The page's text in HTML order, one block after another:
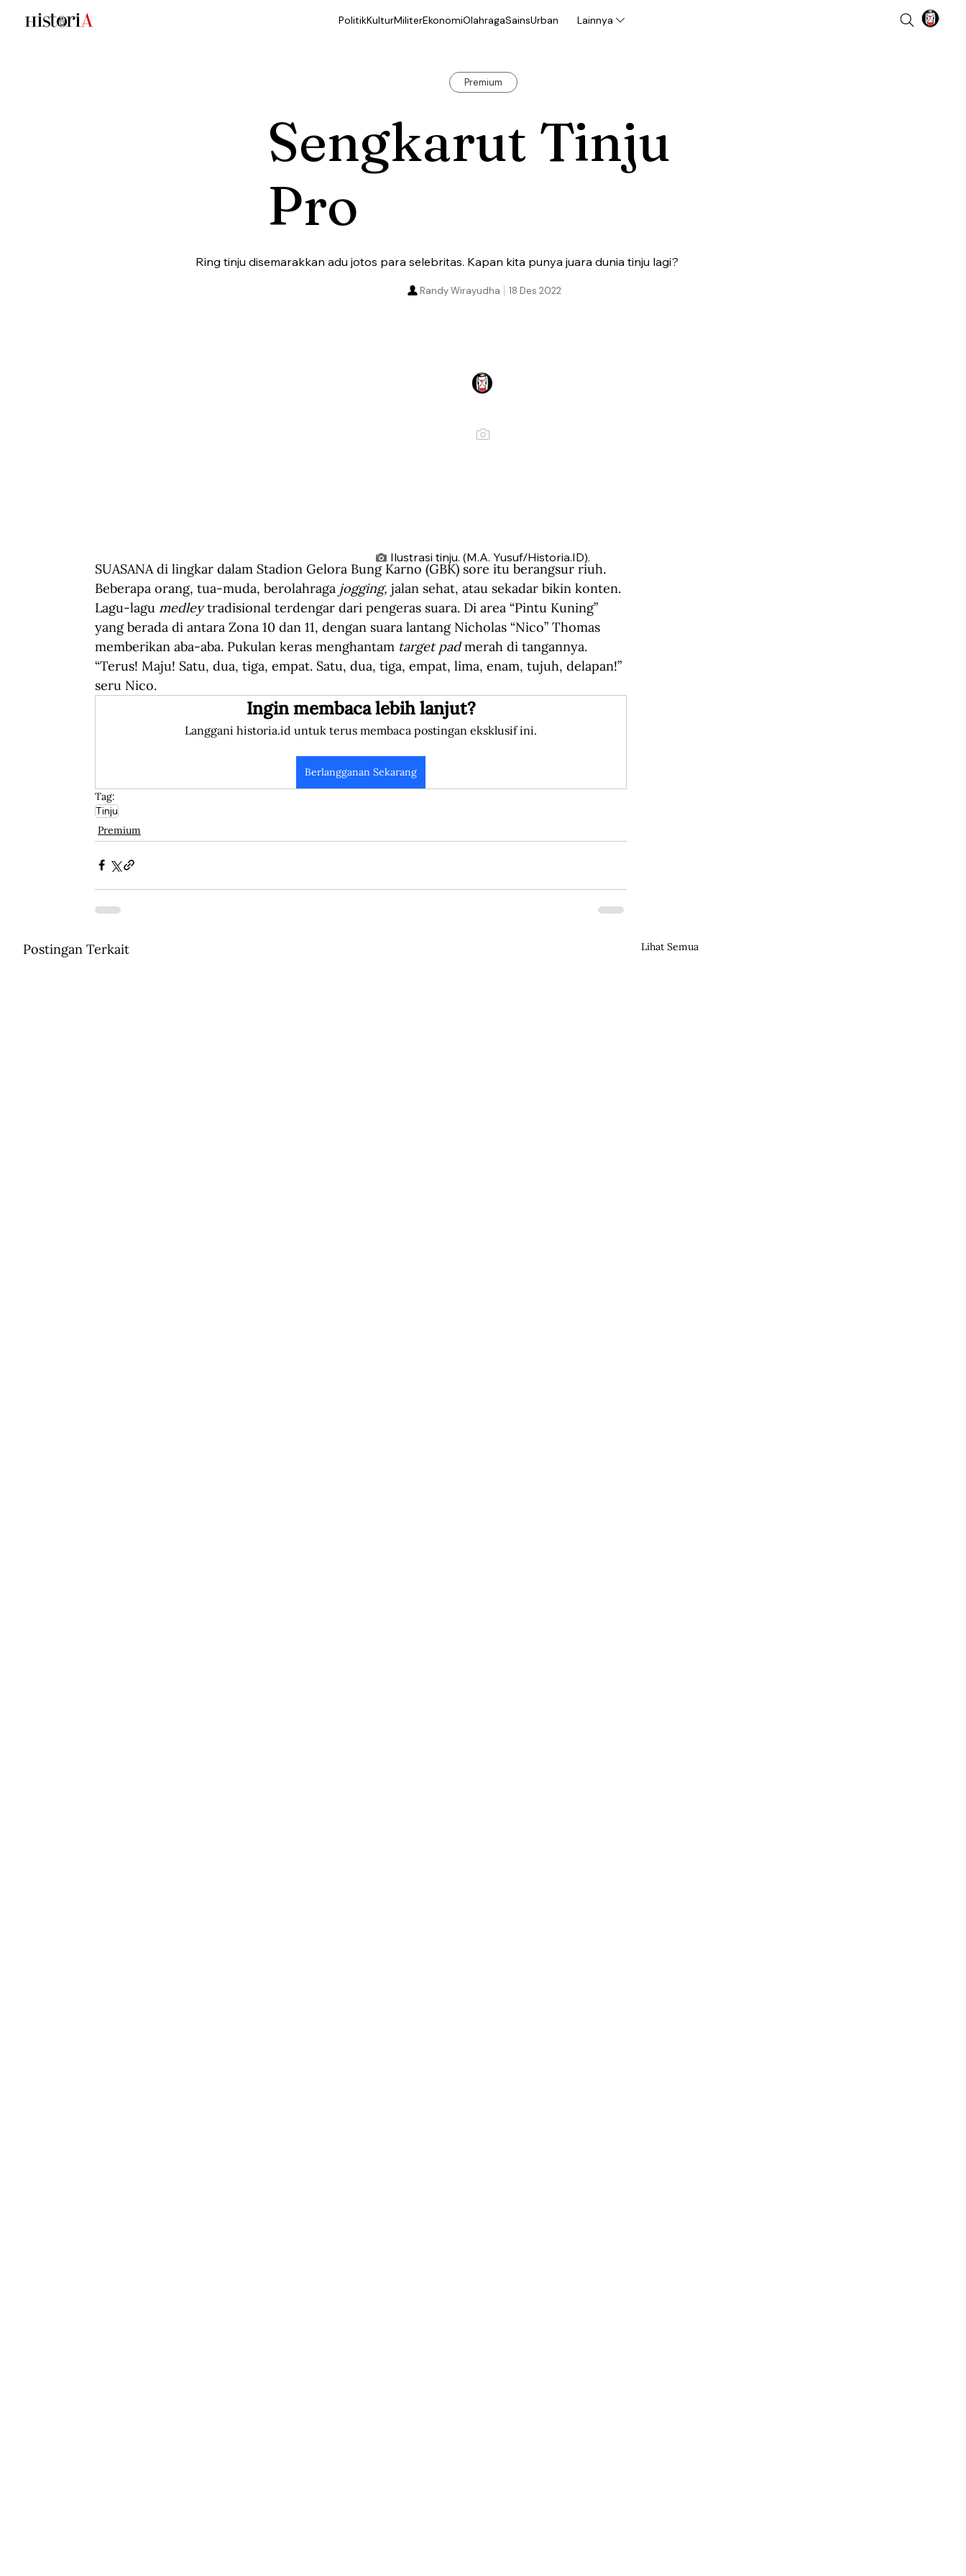
PolitikKulturMiliterEkonomiOlahragaSainsUrban Lainnya
Premium
Sengkarut Tinju
Pro
Ring tinju disemarakkan adu jotos para selebritas. Kapan kita punya juara dunia tinju lagi?
18 Des 2022
Randy Wirayudha
Ilustrasi tinju. (M.A. Yusuf/Historia.ID).
SUASANA di lingkar dalam Stadion Gelora Bung Karno (GBK) sore itu berangsur riuh.
Beberapa orang, tua-muda, berolahraga jogging, jalan sehat, atau sekadar bikin konten.
Lagu-lagu medley tradisional terdengar dari pengeras suara. Di area “Pintu Kuning”
yang berada di antara Zona 10 dan 11, dengan suara lantang Nicholas “Nico” Thomas
memberikan aba-aba. Pukulan keras menghantam target pad merah di tangannya.
“Terus! Maju! Satu, dua, tiga, empat. Satu, dua, tiga, empat, lima, enam, tujuh, delapan!”
seru Nico.
Ingin membaca lebih lanjut?
Langgani historia.id untuk terus membaca postingan eksklusif ini.
Berlangganan Sekarang
Tag:
Tinju
Premium
Postingan Terkait Lihat Semua